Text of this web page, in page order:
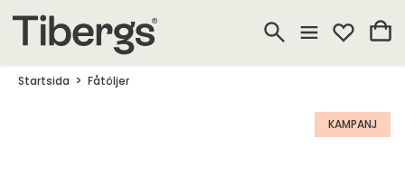
Startsida Fåtöljer
KAMPANJ